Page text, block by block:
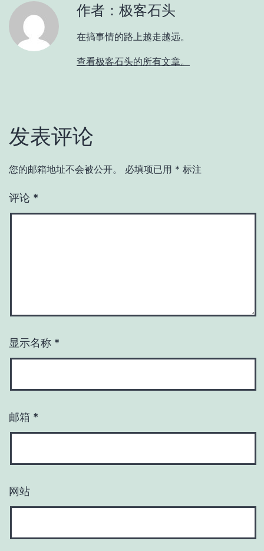
作者：极客石头
在搞事情的路上越走越远。
查看极客石头的所有文章。
发表评论
您的邮箱地址不会被公开。 必填项已用 * 标注
评论 *
显示名称 *
邮箱 *
网站